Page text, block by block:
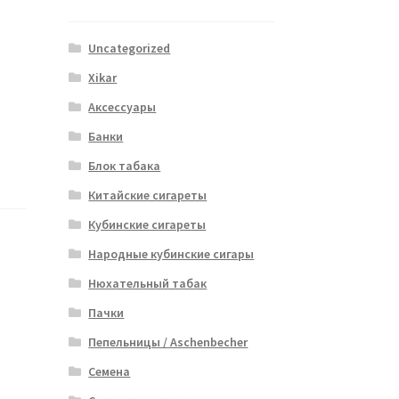
Uncategorized
Xikar
Аксессуары
Банки
Блок табака
Китайские сигареты
Кубинские сигареты
Народные кубинские сигары
Нюхательный табак
Пачки
Пепельницы / Aschenbecher
Семена